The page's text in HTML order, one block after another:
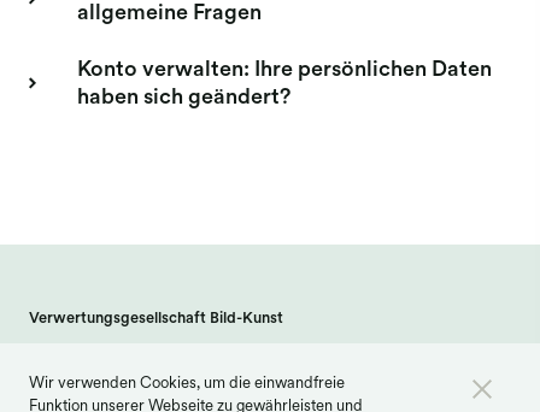
allgemeine Fragen
Konto verwalten: Ihre persönlichen Daten
haben sich geändert?
Verwertungsgesellschaft Bild-Kunst
info@bildkunst.de·Telefon 0228 979 20 -600
Wir verwenden Cookies, um die einwandfreie
Funktion unserer Webseite zu gewährleisten und